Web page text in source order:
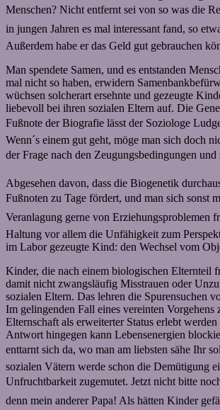
Menschen? Nicht entfernt sei von so was die
in jungen Jahren es mal interessant fand, so
Außerdem habe er das Geld gut gebrauchen
Man spendete Samen, und es entstanden
mal nicht so haben, erwidern
wüchsen solcherart ersehnte und gezeugte
liebevoll bei ihren sozialen Eltern auf. Die
Fußnote der Biografie lässt der Soziologe
Wenn´s einem gut geht, möge man sich doch
der Frage nach den Zeugungsbedingungen und
Abgesehen davon, dass die Biogenetik
Fußnoten zu Tage fördert, und man sich sonst
Veranlagung gerne von Erziehungsproblemen
Haltung vor allem die Unfähigkeit zum
im Labor gezeugte Kind: den Wechsel vom
Kinder, die nach einem biologischen Elternteil
damit nicht zwangsläufig Misstrauen oder
sozialen Eltern. Das lehren die Spurensuchen
Im gelingenden Fall eines vereinten Vorgehens
Elternschaft als erweiterter Status erlebt
Antwort hingegen kann Lebensenergien
enttarnt sich da, wo man am liebsten sähe Ihr
sozialen Vätern werde schon die Demütigung
Unfruchtbarkeit zugemutet. Jetzt nicht bitte
denn mein anderer Papa! Als hätten Kinder